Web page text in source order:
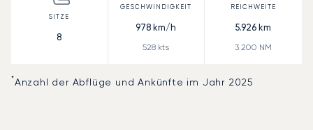
8
978 km/h
528 kts
5.926 km
3.200 NM
*Anzahl der Abflüge und Ankünfte im Jahr 2025